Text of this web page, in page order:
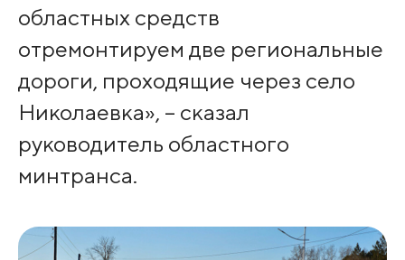
областных средств
отремонтируем две региональные
дороги, проходящие через село
Николаевка», – сказал
руководитель областного
минтранса.